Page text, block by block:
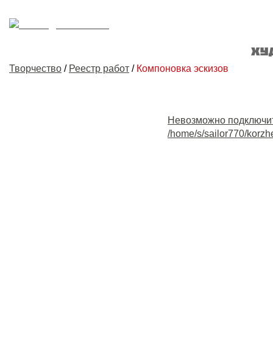
Творчество / Реестр работ / Компоновка эскизов
Невозможно
/home/s/sailor770/